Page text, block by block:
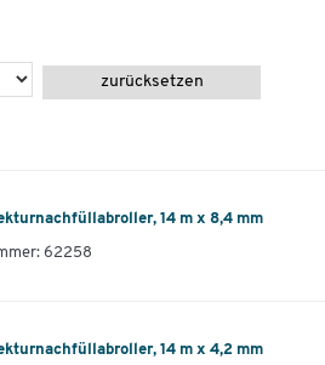
zurücksetzen
14 m x 8,4 mm
62258
14 m x 4,2 mm